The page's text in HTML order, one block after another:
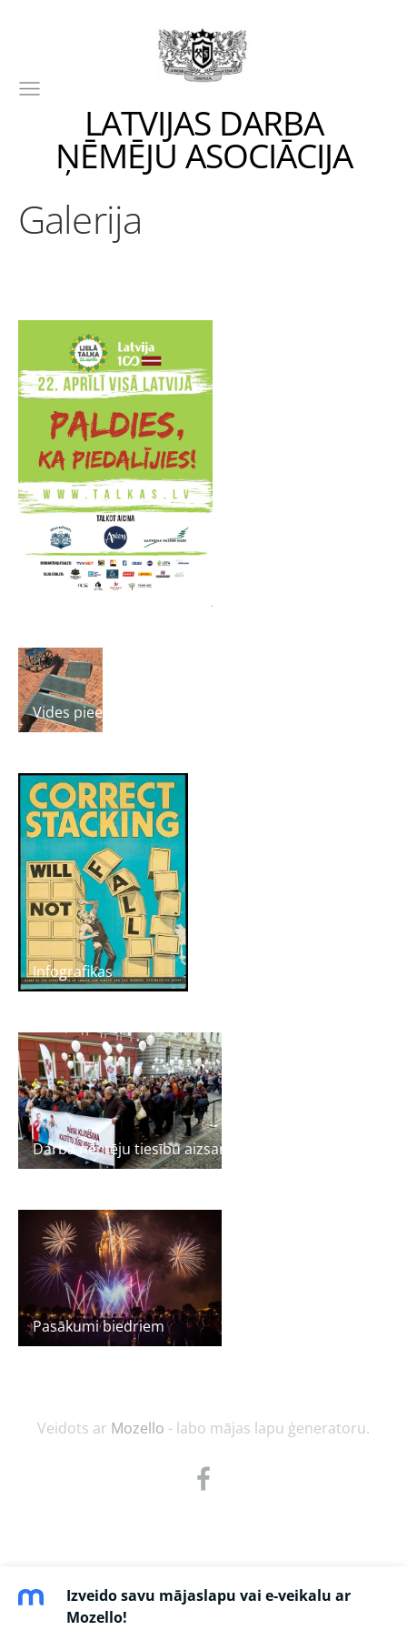
LATVIJAS DARBA
ŅĒMĒJU ASOCIĀCIJA
Galerija
Pasākumi
Vides pieejamības uzlabošana
Infografikas
Darba ņēmēju tiesību aizsardzība
Pasākumi biedriem
Veidots ar Mozello - labo mājas lapu ģeneratoru.
Izveido savu mājaslapu vai e-veikalu ar
Mozello!